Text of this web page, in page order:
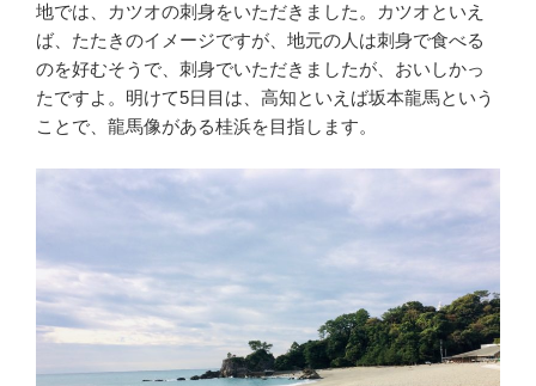
地では、カツオの刺身をいただきました。カツオといえ
ば、たたきのイメージですが、地元の人は刺身で食べる
のを好むそうで、刺身でいただきましたが、おいしかっ
たですよ。明けて5日目は、高知といえば坂本龍馬という
ことで、龍馬像がある桂浜を目指します。